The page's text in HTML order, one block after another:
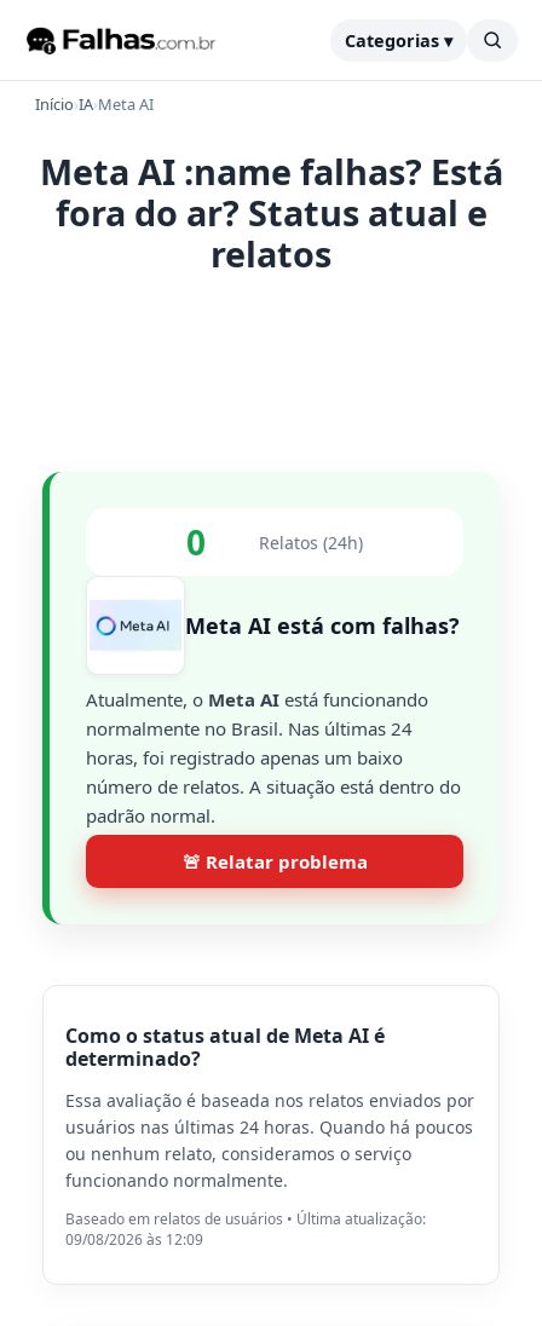
Categorias ▾
Início›IA›Meta AI
Meta AI :name falhas? Está
fora do ar? Status atual e
relatos
0 Relatos (24h)
Meta AI está com falhas?
Atualmente, o Meta AI está funcionando
normalmente no Brasil. Nas últimas 24
horas, foi registrado apenas um baixo
número de relatos. A situação está dentro do
padrão normal.
🚨 Relatar problema
Como o status atual de Meta AI é
determinado?
Essa avaliação é baseada nos relatos enviados por
usuários nas últimas 24 horas. Quando há poucos
ou nenhum relato, consideramos o serviço
funcionando normalmente.
Baseado em relatos de usuários • Última atualização:
09/08/2026 às 12:09